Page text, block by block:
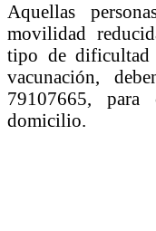
Aquellas
movilidad
tipo de dificultad
vacunación,
79107665,
domicilio.